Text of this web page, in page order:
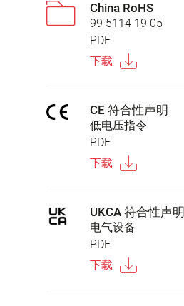
China RoHS
99 5114 19 05
PDF
下载
CE 符合性声明
低电压指令
PDF
下载
UKCA 符合性声明
电气设备
PDF
下载